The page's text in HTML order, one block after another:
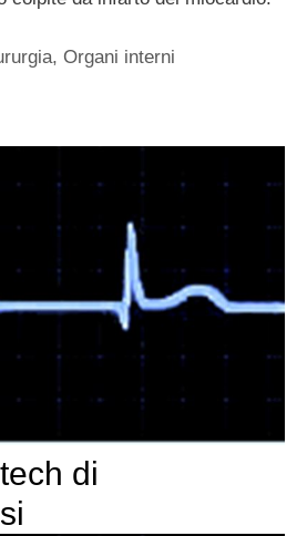
,Organi interni
di